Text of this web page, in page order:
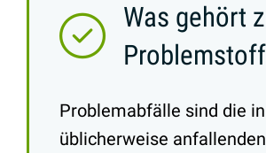
Was gehört
Problemabfälle sind die
üblicherweise